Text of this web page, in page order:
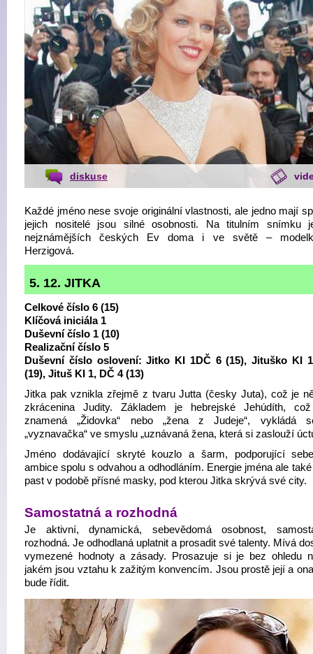
diskuse
Každé jméno nese svoje originální vlastnosti, ale jedno mají
jejich nositelé jsou silné osobnosti. Na titulním snímku
nejznámějších českých Ev doma i ve světě –
Herzigová.
5. 12. JITKA
Celkové číslo 6 (15)
Klíčová iniciála 1
Duševní číslo 1 (10)
Realizační číslo 5
Duševní číslo oslovení: Jitko KI 1DČ 6 (15), Jituško KI
(19), Jituš KI 1, DČ 4 (13)
Jitka pak vznikla zřejmě z tvaru Jutta (česky Juta), což je
zkrácenina Judity. Základem je hebrejské Jehúdíth,
znamená „Židovka“ nebo „žena z Judeje“, vykládá
„vyznavačka“ ve smyslu „uznávaná žena, která si zaslouží
Jméno dodávající skryté kouzlo a šarm, podporující
ambice spolu s odvahou a odhodláním. Energie jména ale
past v podobě přísné masky, pod kterou Jitka skrývá své city.
Samostatná a rozhodná
Je aktivní, dynamická, sebevědomá osobnost,
rozhodná. Je odhodlaná uplatnit a prosadit své talenty. Mívá
vymezené hodnoty a zásady. Prosazuje si je bez ohledu
jakém jsou vztahu k zažitým konvencím. Jsou prostě její a
bude řídit.